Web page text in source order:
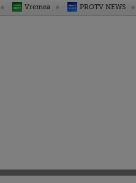
Vremea PROTV NEWS